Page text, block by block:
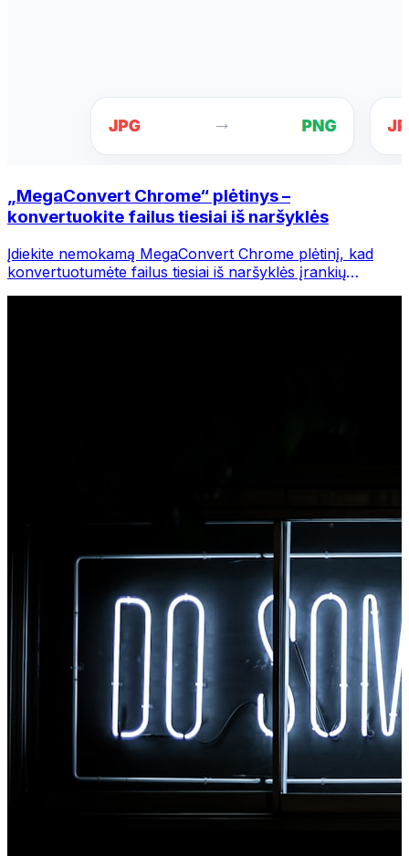
„MegaConvert Chrome“ plėtinys –
konvertuokite failus tiesiai iš naršyklės
Įdiekite nemokamą MegaConvert Chrome plėtinį, kad
konvertuotumėte failus tiesiai iš naršyklės įrankių